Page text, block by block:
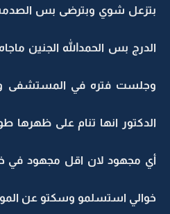
بتزعل شوي وبترضى بس
الدرج بس الحمدالله الجنين
وجلست فتره في المستشفى
الدكتور انها تنام على
أي مجهود لان اقل مجهود في
خوالي استسلمو وسكتو عن